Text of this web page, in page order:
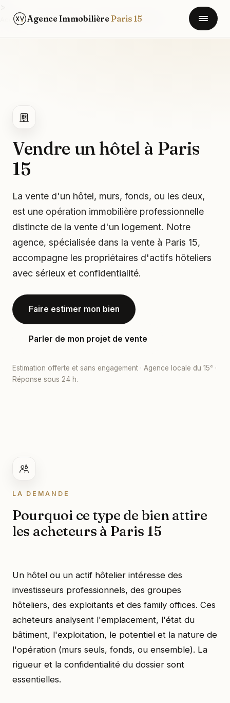
Agence Immobilière Paris 15
Accueil / Types de biens / Hôtel / actif hôtelier
Vendre un hôtel à Paris
15
La vente d'un hôtel, murs, fonds, ou les deux,
est une opération immobilière professionnelle
distincte de la vente d'un logement. Notre
agence, spécialisée dans la vente à Paris 15,
accompagne les propriétaires d'actifs hôteliers
avec sérieux et confidentialité.
Faire estimer mon bien
Parler de mon projet de vente
Estimation offerte et sans engagement · Agence locale du 15ᵉ ·
Réponse sous 24 h.
LA DEMANDE
Pourquoi ce type de bien attire
les acheteurs à Paris 15
Un hôtel ou un actif hôtelier intéresse des
investisseurs professionnels, des groupes
hôteliers, des exploitants et des family offices. Ces
acheteurs analysent l'emplacement, l'état du
bâtiment, l'exploitation, le potentiel et la nature de
l'opération (murs seuls, fonds, ou ensemble). La
rigueur et la confidentialité du dossier sont
essentielles.